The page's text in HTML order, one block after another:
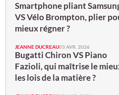
Smartphone pliant
VS Vélo Brompton, plier
mieux régner ?
JEANNE DUCREAU03 AVR. 2026
Bugatti Chiron VS Piano
Fazioli, qui maîtrise le
les lois de la matière ?